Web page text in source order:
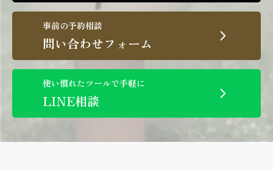
事前の予約相談
問い合わせフォーム
使い慣れたツールで手軽に
LINE相談